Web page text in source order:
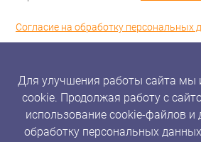
Согласие на обработку персональных
Для улучшения работы сайта мы
cookie. Продолжая работу с
использование cookie-файлов и
обработку персональных